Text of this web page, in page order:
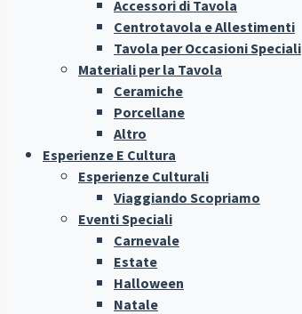
Accessori di Tavola
Centrotavola e Allestimenti
Tavola per Occasioni Speciali
Materiali per la Tavola
Ceramiche
Porcellane
Altro
Esperienze E Cultura
Esperienze Culturali
Viaggiando Scopriamo
Eventi Speciali
Carnevale
Estate
Halloween
Natale